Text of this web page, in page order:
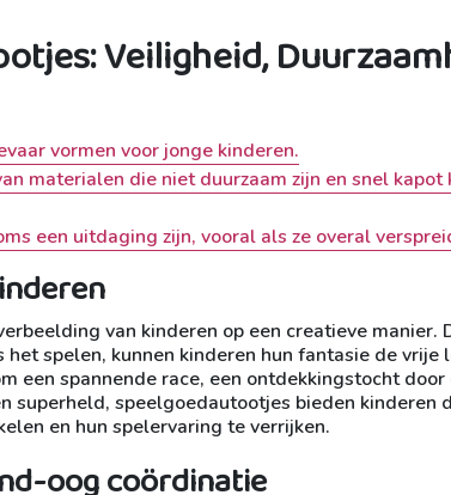
Veiligheid,
vormen voor jonge kinderen.
materialen die niet duurzaam zijn en snel kapot
een uitdaging zijn, vooral als ze overal
van kinderen op een creatieve manier.
spelen, kunnen kinderen hun fantasie de vrije
een spannende race, een ontdekkingstocht door
superheld, speelgoedautootjes bieden kinderen
en hun spelervaring te verrijken.
oog coördinatie